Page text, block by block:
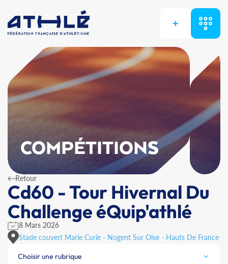
+
COMPÉTITIONS
Retour
Cd60 - Tour Hivernal Du
Challenge éQuip'athlé
8 Mars 2026
Stade couvert Marie Curie - Nogent Sur Oise - Hauts De France
Choisir une rubrique